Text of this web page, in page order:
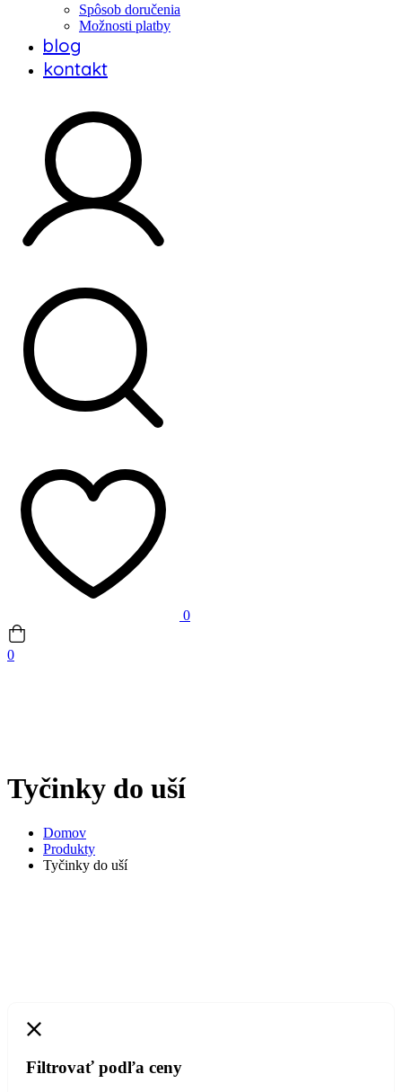
Spôsob doručenia
Možnosti platby
blog
kontakt
0
0
Tyčinky do uší
Domov
Produkty
Tyčinky do uší
Filtrovať podľa ceny